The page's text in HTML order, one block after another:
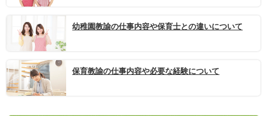
幼稚園教諭の仕事内容や保育士との違いについて
保育教諭の仕事内容や必要な経験について